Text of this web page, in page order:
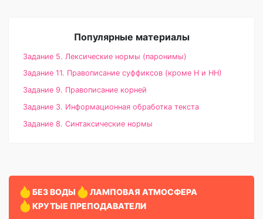
Популярные материалы
Задание 5. Лексические нормы (паронимы)
Задание 11. Правописание суффиксов (кроме Н и НН)
Задание 9. Правописание корней
Задание 3. Информационная обработка текста
Задание 8. Синтаксические нормы
БЕЗ ВОДЫ
ЛАМПОВАЯ АТМОСФЕРА
КРУТЫЕ ПРЕПОДАВАТЕЛИ